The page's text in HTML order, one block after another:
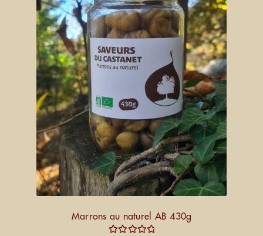
Marrons au naturel AB 430g